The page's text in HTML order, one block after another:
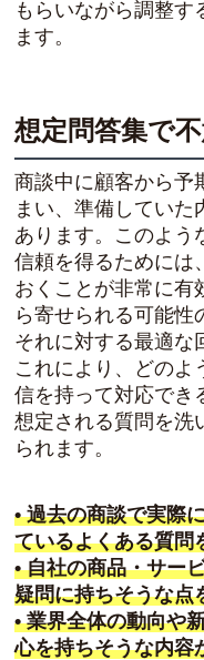
もらいながら調整す
ます。
想定問答集で
商談中に顧客から予
まい、準備してい
あります。このよう
信頼を得るためには
おくことが非常に有
ら寄せられる可能性
それに対する最適な
これにより、どのよ
信を持って対応でき
想定される質問を洗
られます。
• 過去の商談で実際
ているよくある質問
• 自社の商品・サー
疑問に持ちそうな点
• 業界全体の動向や
心を持ちそうな内容